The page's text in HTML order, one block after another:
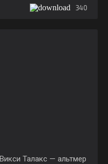
340
Талакс — альтмер